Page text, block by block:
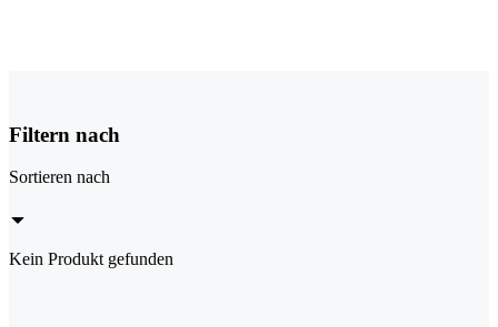
Filtern nach
Sortieren nach
Kein Produkt gefunden